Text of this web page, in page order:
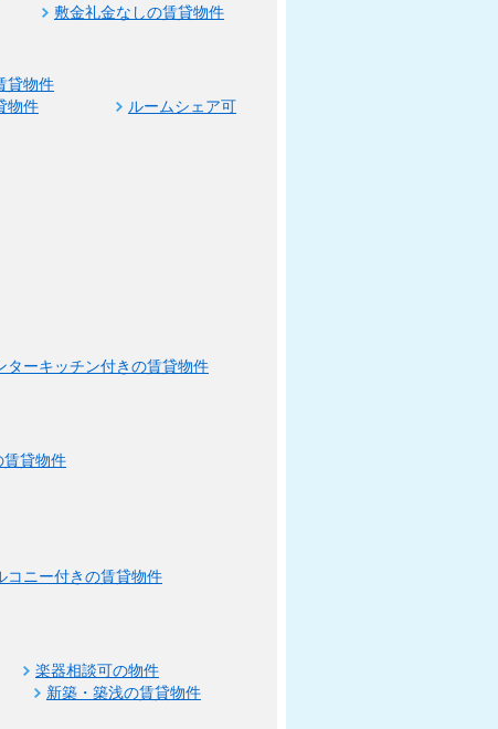
敷金礼金なしの賃貸物件
貸物件
物件
ルームシェア可
ターキッチン付きの賃貸物件
賃貸物件
コニー付きの賃貸物件
楽器相談可の物件
新築・築浅の賃貸物件